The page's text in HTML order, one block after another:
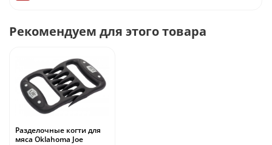
Рекомендуем для этого товара
Разделочные когти для
мяса Oklahoma Joe